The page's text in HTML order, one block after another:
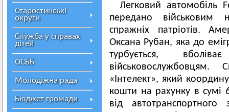
Старостинські
округи
Служба у справах
дітей
ОСББ
Молодіжна рада
Бюджет громади
Легковий автомобіль
передано військовим
спражніх патріотів.
Оксана Рубан, яка до
турбується,
«Інтелект», який
кошти на рахунку в сумі
від